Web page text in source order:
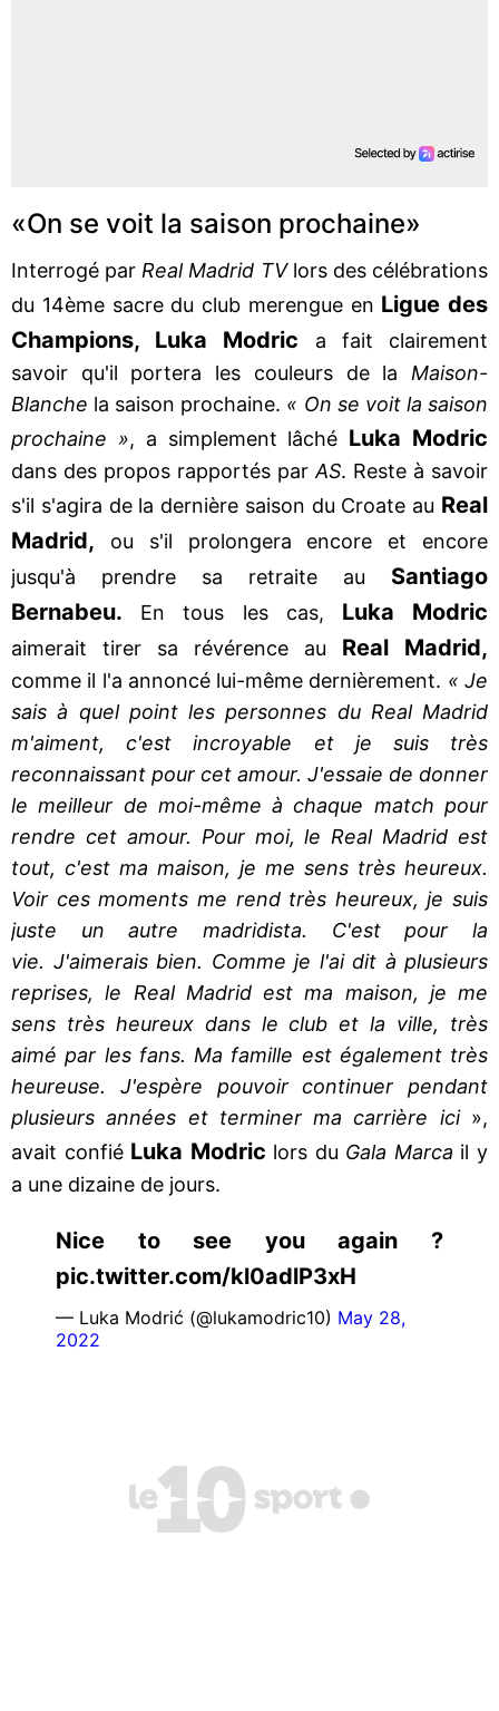
«On se voit la saison prochaine»
Interrogé par Real Madrid TVlors des célébrations
du 14ème sacre du club merengue en Ligue des
Champions, Luka Modric a fait clairement
savoir qu'il portera les couleurs de la Maison-
Blanche la saison prochaine. « On se voit la saison
prochaine », a simplement lâché Luka Modric
dans des propos rapportés par AS. Reste à savoir
s'il s'agira de la dernière saison du Croate au Real
Madrid, ou s'il prolongera encore et encore
jusqu'à prendre sa retraite au Santiago
Bernabeu. En tous les cas, Luka Modric
aimerait tirer sa révérence au Real Madrid,
comme il l'a annoncé lui-même dernièrement. « Je
sais à quel point les personnes du Real Madrid
m'aiment, c'est incroyable et je suis très
reconnaissant pour cet amour. J'essaie de donner
le meilleur de moi-même à chaque match pour
rendre cet amour. Pour moi, le Real Madrid est
tout, c'est ma maison, je me sens très heureux.
Voir ces moments me rend très heureux, je suis
juste un autre madridista. C'est pour la
vie. J'aimerais bien. Comme je l'ai dit à plusieurs
reprises, le Real Madrid est ma maison, je me
sens très heureux dans le club et la ville, très
aimé par les fans. Ma famille est également très
heureuse. J'espère pouvoir continuer pendant
plusieurs années et terminer ma carrière ici»,
avait confié Luka Modric lors du Gala Marca il y
a une dizaine de jours.
Nice to see you again ?
pic.twitter.com/kl0adlP3xH
— Luka Modrić (@lukamodric10) May 28,
2022